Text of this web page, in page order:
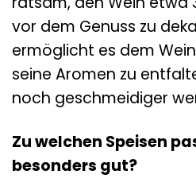
vor dem Genuss zu
ermöglicht es dem
seine Aromen zu
noch geschmeidiger
Zu welchen Speisen
besonders gut?